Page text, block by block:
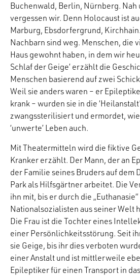
Buchenwald, Berlin, Nürnberg. Nah
vergessen wir. Denn Holocaust ist
Marburg, Ebsdorfergrund,
Nachbarn sind weg. Menschen, die
Haus gewohnt haben, in dem wir
Schlaf der Geige’ erzählt die
Menschen basierend auf zwei
Weil sie anders waren – er
krank – wurden sie in die
zwangssterilisiert und ermordet,
‘unwerte’ Leben auch.
Mit Theatermitteln wird die fiktive
Kranker erzählt. Der Mann, der an
der Familie seines Bruders auf dem
Park als Hilfsgärtner arbeitet. Die
ihn mit, bis er durch die
Nationalsozialisten aus seiner Welt
Die Frau ist die Tochter eines
einer Persönlichkeitsstörung. Seit
sie Geige, bis ihr dies verboten
einer Anstalt und ist mittlerweile
Epileptiker für einen Transport in